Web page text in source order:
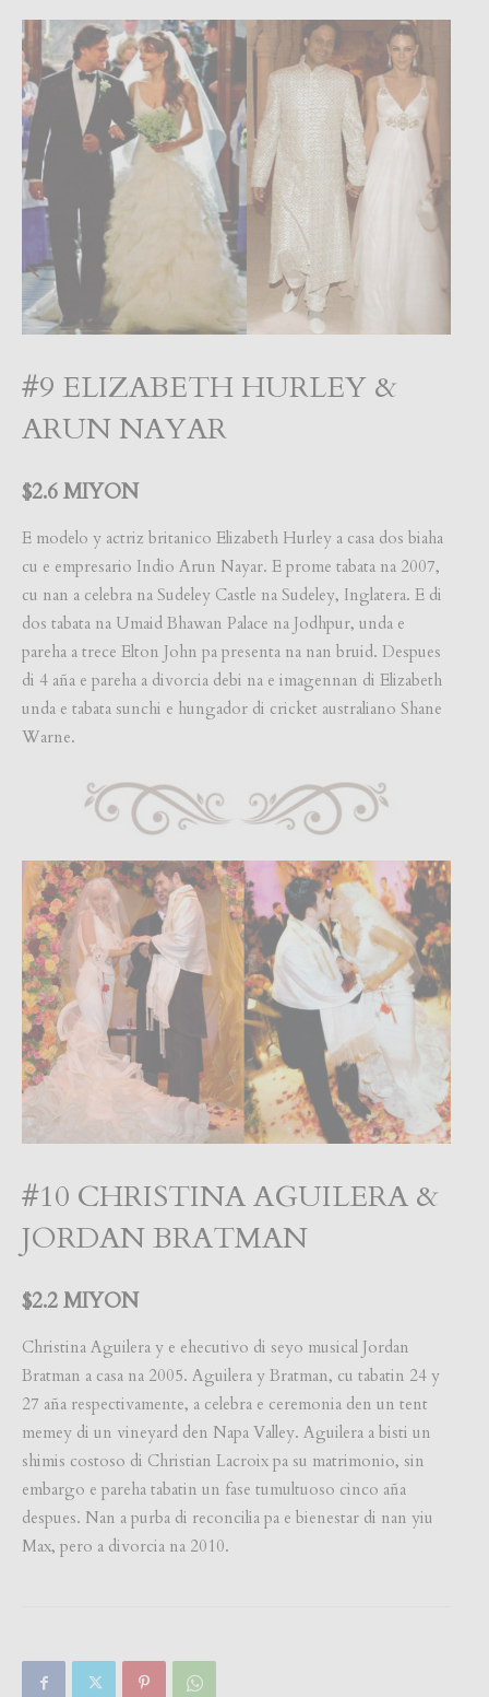
#9 ELIZABETH HURLEY &
ARUN NAYAR
$2.6 MIYON
E modelo y actriz britanico Elizabeth Hurley a casa dos biaha
cu e empresario Indio Arun Nayar. E prome tabata na 2007,
cu nan a celebra na Sudeley Castle na Sudeley, Inglatera. E di
dos tabata na Umaid Bhawan Palace na Jodhpur, unda e
pareha a trece Elton John pa presenta na nan bruid. Despues
di 4 aña e pareha a divorcia debi na e imagennan di Elizabeth
unda e tabata sunchi e hungador di cricket australiano Shane
Warne.
#10 CHRISTINA AGUILERA &
JORDAN BRATMAN
$2.2 MIYON
Christina Aguilera y e ehecutivo di seyo musical Jordan
Bratman a casa na 2005. Aguilera y Bratman, cu tabatin 24 y
27 aña respectivamente, a celebra e ceremonia den un tent
memey di un vineyard den Napa Valley. Aguilera a bisti un
shimis costoso di Christian Lacroix pa su matrimonio, sin
embargo e pareha tabatin un fase tumultuoso cinco aña
despues. Nan a purba di reconcilia pa e bienestar di nan yiu
Max, pero a divorcia na 2010.